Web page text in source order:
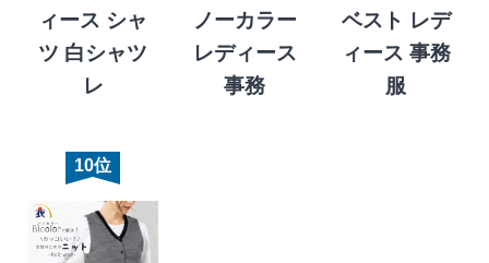
ィース シャ
ツ 白シャツ
レ
ノーカラー
レディース
事務
ベスト レデ
ィース 事務
服
10位